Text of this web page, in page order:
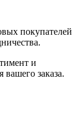
покупателей
и
заказа.